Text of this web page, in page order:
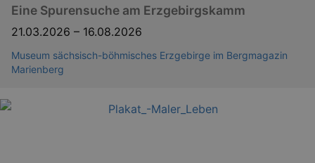
Eine Spurensuche am Erzgebirgskamm
21.03.2026 – 16.08.2026
Museum sächsisch-böhmisches Erzgebirge im Bergmagazin
Marienberg